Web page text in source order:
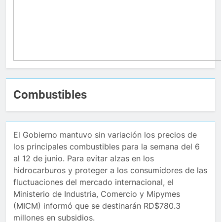
Combustibles
El Gobierno mantuvo sin variación los precios de
los principales combustibles para la semana del 6
al 12 de junio. Para evitar alzas en los
hidrocarburos y proteger a los consumidores de las
fluctuaciones del mercado internacional, el
Ministerio de Industria, Comercio y Mipymes
(MICM) informó que se destinarán RD$780.3
millones en subsidios.